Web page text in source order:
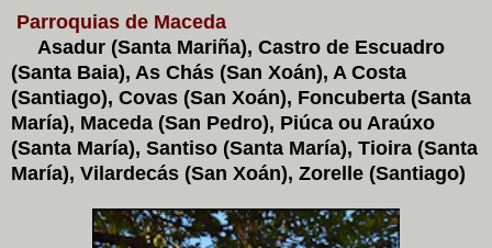
Parroquias de Maceda
Asadur (Santa Mariña), Castro de Escuadro
(Santa Baia), As Chás (San Xoán), A Costa
(Santiago), Covas (San Xoán), Foncuberta (Santa
María), Maceda (San Pedro), Piúca ou Araúxo
(Santa María), Santiso (Santa María), Tioira (Santa
María), Vilardecás (San Xoán), Zorelle (Santiago)